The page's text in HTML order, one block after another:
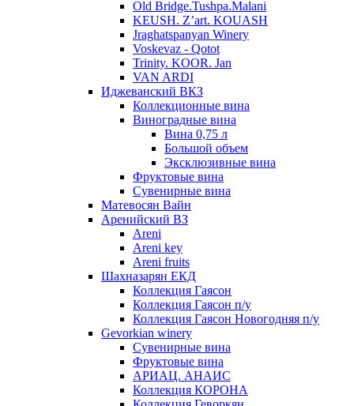
Old Bridge.Tushpa.Malani
KEUSH. Z’art. KOUASH
Jraghatspanyan Winery
Voskevaz - Qotot
Trinity. KOOR. Jan
VAN ARDI
Иджеванский ВКЗ
Коллекционные вина
Виноградные вина
Вина 0,75 л
Большой объем
Эксклюзивные вина
Фруктовые вина
Cувенирные вина
Матевосян Вайн
Аренийский ВЗ
Areni
Areni key
Areni fruits
Шахназарян ЕКД
Коллекция Гаясон
Коллекция Гаясон п/у
Коллекция Гаясон Новогодняя п/у
Gevorkian winery
Сувенирные вина
Фруктовые вина
АРИАЦ. АНАИС
Коллекция КОРОНА